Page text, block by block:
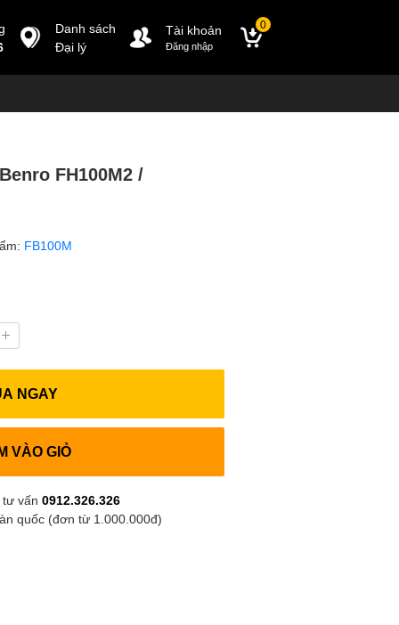
Danh sách
Đại lý
Tài khoản
Đăng nhập
0
FH100M2 /
FB100M
NGAY
VÀO GIỎ
tư vấn0912.326.326
quốc (đơn từ 1.000.000đ)